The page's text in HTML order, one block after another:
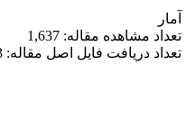
آمار
تعداد مشاهده مقاله: 1,637
تعداد دریافت فایل اصل مقاله: 1,243